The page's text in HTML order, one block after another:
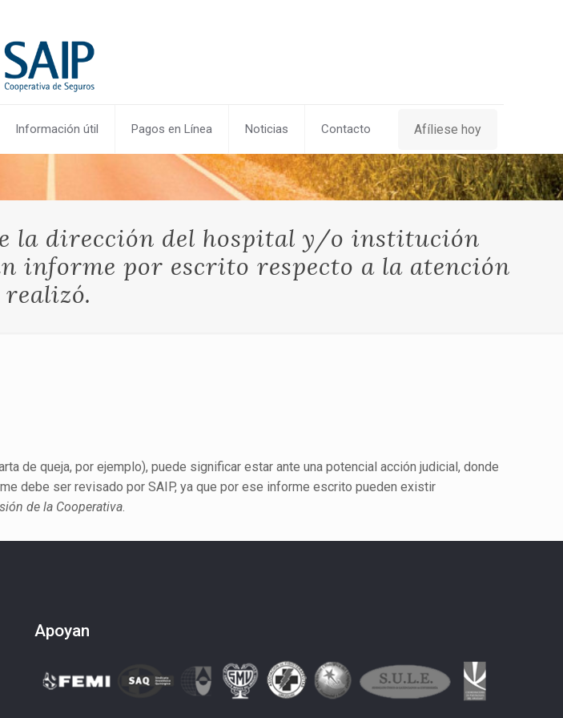
Información útil Pagos en Línea Noticias Contacto Afíliese hoy
la dirección del hospital y/o institución
informe por escrito respecto a la atención
realizó.
de queja, por ejemplo), puede significar estar ante una potencial acción judicial, donde
debe ser revisado por SAIP, ya que por ese informe escrito pueden existir
de la Cooperativa.
Apoyan